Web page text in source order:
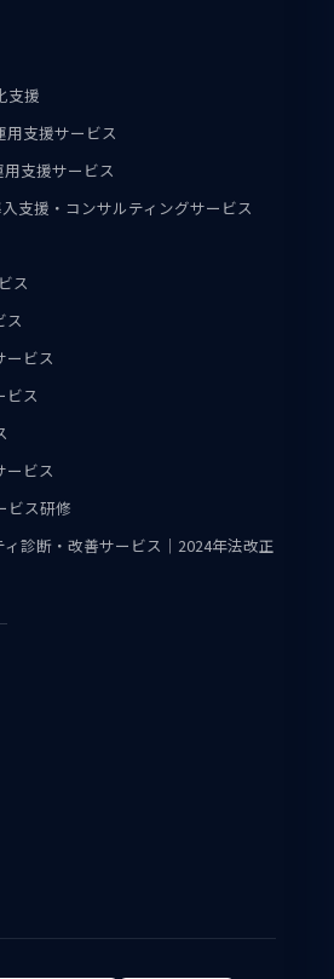
支援
用支援サービス
支援サービス
支援・コンサルティングサービス
ス
ス
ービス
ビス
ービス
ビス研修
診断・改善サービス｜2024年法改正